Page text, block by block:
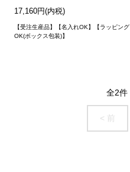
17,160円(内税)
【受注生産品】【名入れOK】【ラッピング
OK(ボックス包装)】
全2件
< 前